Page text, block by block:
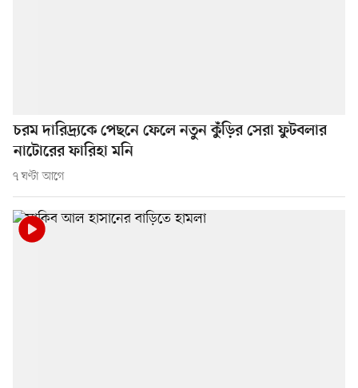
চরম দারিদ্র্যকে পেছনে ফেলে নতুন কুঁড়ির সেরা ফুটবলার
নাটোরের ফারিহা মনি
৭ ঘণ্টা আগে